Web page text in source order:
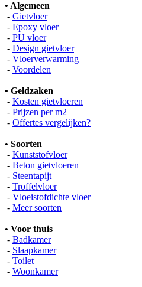
• Algemeen
- Gietvloer
- Epoxy vloer
- PU vloer
- Design gietvloer
- Vloerverwarming
- Voordelen
• Geldzaken
- Kosten gietvloeren
- Prijzen per m2
- Offertes vergelijken?
• Soorten
- Kunststofvloer
- Beton gietvloeren
- Steentapijt
- Troffelvloer
- Vloeistofdichte vloer
- Meer soorten
• Voor thuis
- Badkamer
- Slaapkamer
- Toilet
- Woonkamer